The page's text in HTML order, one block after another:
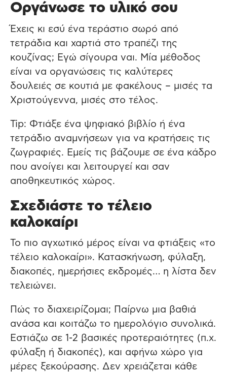
Οργάνωσε το υλικό σου
Έχεις κι εσύ ένα τεράστιο σωρό από
τετράδια και χαρτιά στο τραπέζι της
κουζίνας; Εγώ σίγουρα ναι. Μία μέθοδος
είναι να οργανώσεις τις καλύτερες
δουλειές σε κουτιά με φακέλους – μισές τα
Χριστούγεννα, μισές στο τέλος.
Tip: Φτιάξε ένα ψηφιακό βιβλίο ή ένα
τετράδιο αναμνήσεων για να κρατήσεις τις
ζωγραφιές. Εμείς τις βάζουμε σε ένα κάδρο
που ανοίγει και λειτουργεί και σαν
αποθηκευτικός χώρος.
Σχεδιάστε το τέλειο
καλοκαίρι
Το πιο αγχωτικό μέρος είναι να φτιάξεις «το
τέλειο καλοκαίρι». Κατασκήνωση, φύλαξη,
διακοπές, ημερήσιες εκδρομές… η λίστα δεν
τελειώνει.
Πώς το διαχειρίζομαι; Παίρνω μια βαθιά
ανάσα και κοιτάζω το ημερολόγιο συνολικά.
Εστιάζω σε 1-2 βασικές προτεραιότητες (π.χ.
φύλαξη ή διακοπές), και αφήνω χώρο για
μέρες ξεκούρασης. Δεν χρειάζεται κάθε